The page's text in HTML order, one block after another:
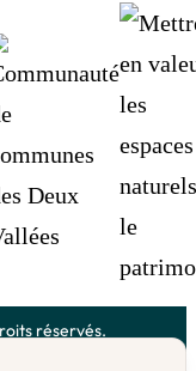
réservés.